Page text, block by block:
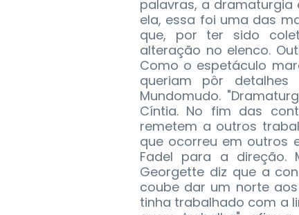
palavras, a dramaturgia
ela, essa foi uma das
que, por ter sido
alteração no elenco.
Como o espetáculo
queriam pôr
Mundomudo.
Cíntia. No fim das
remetem a outros
que ocorreu em outros
Fadel para a direção.
Georgette diz que a
coube dar um norte
tinha trabalhado com a